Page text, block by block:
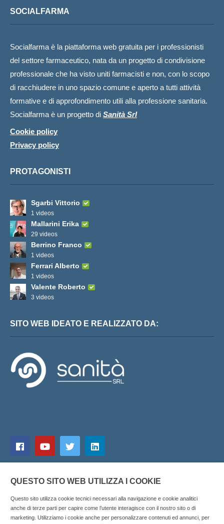
SOCIALFARMA
Socialfarma è la piattaforma web gratuita per i professionisti
del settore farmaceutico, nata da un progetto di condivisione
professionale che ha visto uniti farmacisti e non, con lo scopo
di racchiudere in uno spazio comune e aperto a tutti attività
formative e di approfondimento utili alla professione sanitaria.
Socialfarma è un progetto di Sanità Srl
Cookie policy
Privacy policy
PROTAGONISTI
Sgarbi Vittorio
1 videos
Mallarini Erika
29 videos
Berrino Franco
1 videos
Ferrari Alberto
1 videos
Valente Roberto
3 videos
SITO WEB IDEATO E REALIZZATO DA:
QUESTO SITO WEB UTILIZZA I COOKIE
Questo sito utilizza cookie tecnici necessari alla navigazione e cookie analitici
anche di terze parti per capire come l’utente interagisce con il nostro sito o di
marketing. Utilizziamo i cookie anche per personalizzare contenuti ed annunci, per